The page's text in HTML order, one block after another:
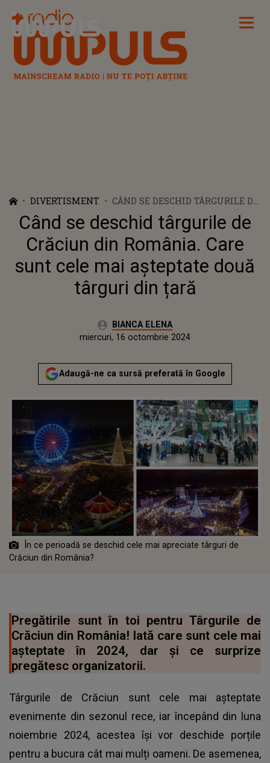
Radio Impuls
DIVERTISMENT
CÂND SE DESCHID TÂRGURILE DE
CRĂCIUN DIN ROMÂNIA. CARE
SUNT CELE MAI AȘTEPTATE
DOUĂ TÂRGURI DIN ȚARĂ
Când se deschid târgurile de
Crăciun din România. Care
sunt cele mai așteptate două
târguri din țară
Autor:BIANCA ELENA
miercuri, 16 octombrie 2024
Actualizat:
miercuri, 16 octombrie 2024
Adaugă-ne ca sursă preferată în Google
În ce perioadă se deschid cele mai apreciate târguri de
Crăciun din România?
Pregătirile sunt în toi pentru Târgurile de
Crăciun din România! Iată care sunt cele mai
așteptate în 2024, dar și ce surprize
pregătesc organizatorii.
Târgurile de Crăciun sunt cele mai așteptate
evenimente din sezonul rece, iar începând din luna
noiembrie 2024, acestea își vor deschide porțile
pentru a bucura cât mai mulți oameni. De asemenea,